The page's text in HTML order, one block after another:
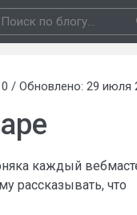
/ Обновлено: 29 июля
каждый
рассказывать, что